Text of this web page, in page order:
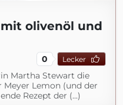
olivenöl und
0 Lecker
Martha Stewart die
Meyer Lemon (und der
Rezept der (...)